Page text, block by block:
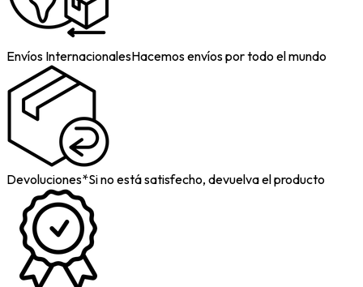
Envíos InternacionalesHacemos envíos por todo el mundo
Devoluciones*Si no está satisfecho, devuelva el producto